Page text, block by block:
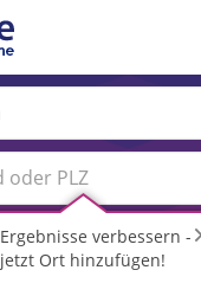
Ergebnisse verbessern -
jetzt Ort hinzufügen!
Jobs finden